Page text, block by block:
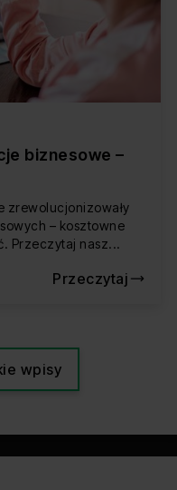
biznesowe –
– kosztowne
Przeczytaj nasz...
Przeczytaj
wpisy